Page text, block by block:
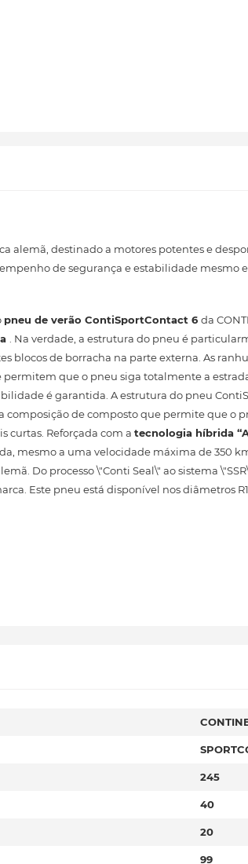
alemã, destinado a motores potentes e
de segurança e estabilidade mesmo
pneu de verão ContiSportContact 6 da
. Na verdade, a estrutura do pneu é
blocos de borracha na parte externa. As
que o pneu siga totalmente a
é garantida. A estrutura do pneu
composição de composto que permite que
curtas. Reforçada com a tecnologia híbrida
mesmo a uma velocidade máxima de 350
Do processo \"Conti Seal\" ao sistema
Este pneu está disponível nos diâmetros
245
40
20
99